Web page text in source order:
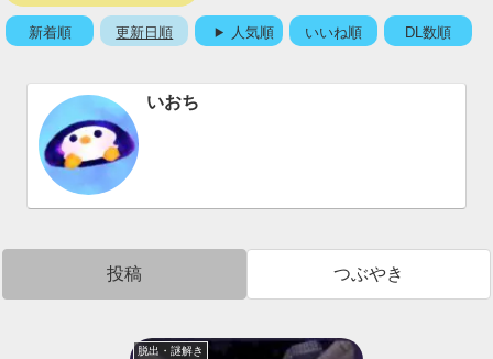
新着順 更新日順 人気順 いいね順 DL数順
いおち
投稿 つぶやき
脱出・謎解き